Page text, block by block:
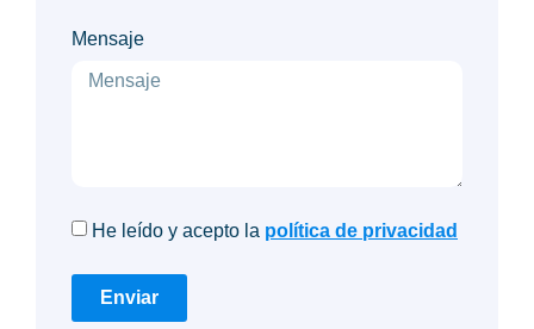
Mensaje
He leído y acepto la política de privacidad
Enviar